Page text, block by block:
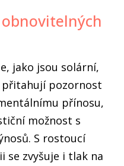
jako jsou solární,
pozornost
přínosu,
možnost s
S rostoucí
se zvyšuje i tlak na